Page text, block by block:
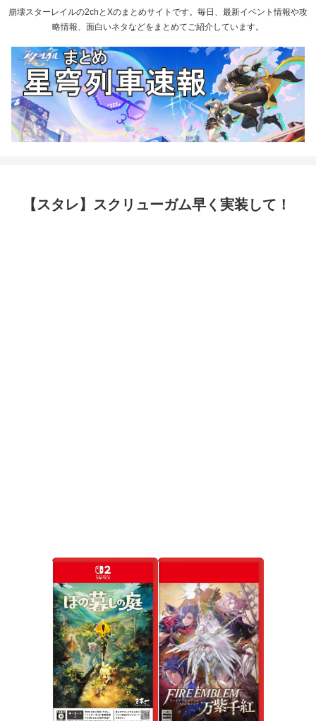
崩壊スターレイルの2chとXのまとめサイトです。毎日、最新イベント情報や攻
略情報、面白いネタなどをまとめてご紹介しています。
【スタレ】スクリューガム早く実装して！